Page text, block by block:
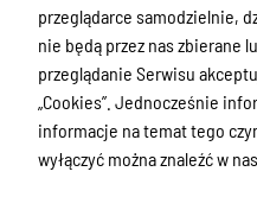
Majątek i finanse
Zamówienia publiczne
Urząd Stanu Cywilnego
Ewidencja ludności, dowody
działalność gospodarcza
przeglądarce samodzielnie,
nie będą przez nas zbierane
przeglądanie Serwisu
„Cookies”. Jednocześnie
informacje na temat tego
wyłączyć można znaleźć w